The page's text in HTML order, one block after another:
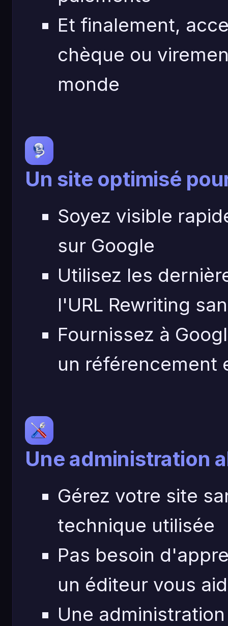
Et finalement,
chèque ou
monde
Un site optimisé
Soyez visible
sur Google
Utilisez les
l'URL Rewriting
Fournissez à
un référencement
Une administration
Gérez votre site
technique utilisée
Pas besoin
un éditeur vous
Une